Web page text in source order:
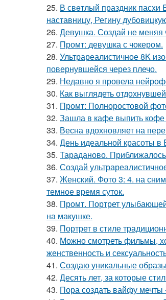
25. В свeтлый праздник пасxи
наставницу, Регину
26. Девушка. Создай не меняя
27. Промт: девушка с чокером.
28. Ультрареалистичное 8K
повернувшейся через плечо.
29. Недавно я провела
30. Как выглядеть
31. Промт: Полноростовой
32. Зашла в кафе выпить кофе
33. Весна вдохновляет на
34. День идеальной красоты в
35. Тараданово.
36. Создай
37. Женский. Фото 3: 4. на
темное время суток.
38. Промт. Портрет
на макушке.
39. Портрет в стиле
40. Можно смотреть фильмы,
женственность и
41. Создаю уникальные
42. Десять лет, за которые
43. Пора создать вайфу